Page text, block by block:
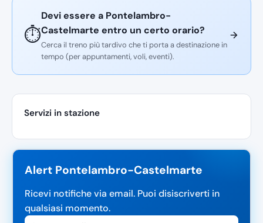
⏱️
Devi essere a Pontelambro-
Castelmarte entro un certo orario?
Cerca il treno più tardivo che ti porta a destinazione in
tempo (per appuntamenti, voli, eventi).
Servizi in stazione
Alert Pontelambro-Castelmarte
Ricevi notifiche via email. Puoi disiscriverti in
qualsiasi momento.